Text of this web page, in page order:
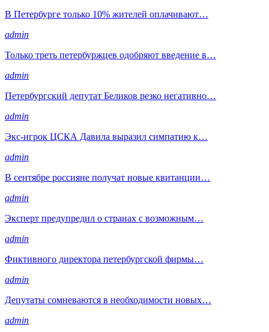
В Петербурге только 10% жителей оплачивают…
admin
Только треть петербуржцев одобряют введение в…
admin
Петербургский депутат Беликов резко негативно…
admin
Экс-игрок ЦСКА Давила выразил симпатию к…
admin
В сентябре россияне получат новые квитанции…
admin
Эксперт предупредил о странах с возможным…
admin
Фиктивного директора петербургской фирмы…
admin
Депутаты сомневаются в необходимости новых…
admin